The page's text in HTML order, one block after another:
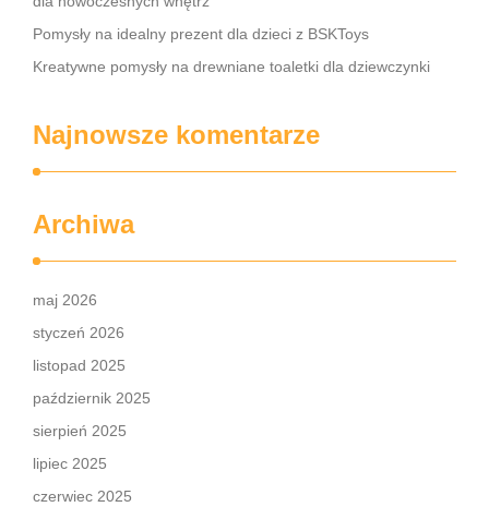
Pomysły na idealny prezent dla dzieci z BSKToys
Kreatywne pomysły na drewniane toaletki dla dziewczynki
Najnowsze komentarze
Archiwa
maj 2026
styczeń 2026
listopad 2025
październik 2025
sierpień 2025
lipiec 2025
czerwiec 2025